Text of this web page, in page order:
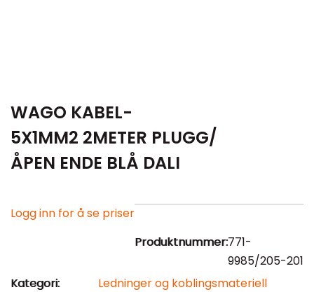
WAGO KABEL-
5X1MM2 2METER PLUGG/
ÅPEN ENDE BLÅ DALI
Logg inn for å se priser
Produktnummer:771-
9985/205-201
Kategori:
Ledninger og koblingsmateriell